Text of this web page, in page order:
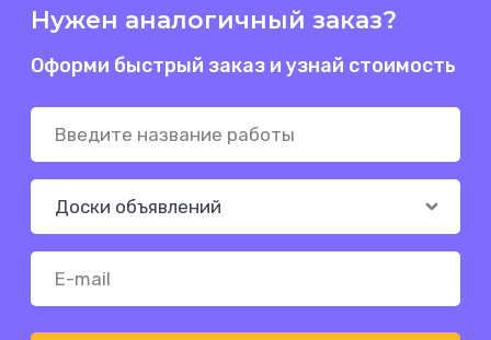
Нужен аналогичный заказ?
Оформи быстрый заказ и узнай стоимость